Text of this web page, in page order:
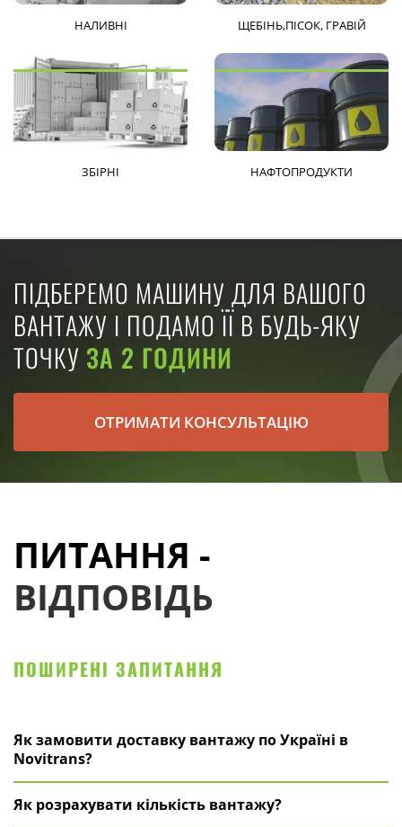
НАЛИВНІ ЩЕБІНЬ,ПІСОК, ГРАВІЙ
ЗБІРНІ НАФТОПРОДУКТИ
ПІДБЕРЕМО МАШИНУ ДЛЯ ВАШОГО
ВАНТАЖУ І ПОДАМО ЇЇ В БУДЬ-ЯКУ
ТОЧКУ ЗА 2 ГОДИНИ
ОТРИМАТИ КОНСУЛЬТАЦІЮ
ПИТАННЯ -
ВІДПОВІДЬ
ПОШИРЕНІ ЗАПИТАННЯ
Як замовити доставку вантажу по Україні в
Novitrans?
Як розрахувати кількість вантажу?